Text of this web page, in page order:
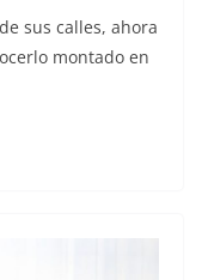
sus calles, ahora
montado en